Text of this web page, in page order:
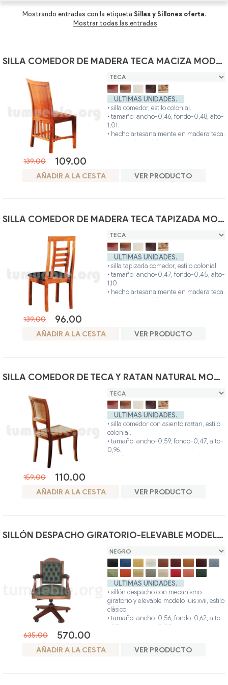
Mostrando entradas con la etiqueta Sillas y Sillones oferta.
Mostrar todas las entradas
SILLA COMEDOR DE MADERA TECA MACIZA MODELO 4040
139.00 109.00
ULTIMAS UNIDADES.
• silla comedor, estilo colonial.
• tamaño: ancho-0,46, fondo-0,48, alto-
1,01.
• hecho artesanalmente en madera teca.
• colores disponibles: teca, avellana,
AÑADIR A LA CESTA VER PRODUCTO
SILLA COMEDOR DE MADERA TECA TAPIZADA MODELO 4092
139.00 96.00
ULTIMAS UNIDADES.
• silla tapizada comedor, estilo colonial.
• tamaño: ancho-0,47, fondo-0,45, alto-
1,10.
• hecho artesanalmente en madera teca.
• colores disponibles: teca, avellana,
AÑADIR A LA CESTA VER PRODUCTO
SILLA COMEDOR DE TECA Y RATAN NATURAL MODELO 1387
159.00 110.00
ULTIMAS UNIDADES.
• silla comedor con asiento rattan, estilo
colonial.
• tamaño: ancho-0,59, fondo-0,47, alto-
0,96.
• hecho artesanalmente en madera teca.
AÑADIR A LA CESTA VER PRODUCTO
SILLÓN DESPACHO GIRATORIO-ELEVABLE MODELO LUIS XVII
635.00 570.00
ULTIMAS UNIDADES.
• sillón despacho con mecanismo
giratorio y elevable modelo luis xvii, estilo
clásico.
• tamaño: ancho-0,56, fondo-0,62, alto-
1,07, alto asiento-0.55cm.
• los cojines del asiento y respaldo son
AÑADIR A LA CESTA VER PRODUCTO
Composiciones y Modulares
Butacas
Recibidores
Auxiliares para comedor
Auxiliares para comedor oferta